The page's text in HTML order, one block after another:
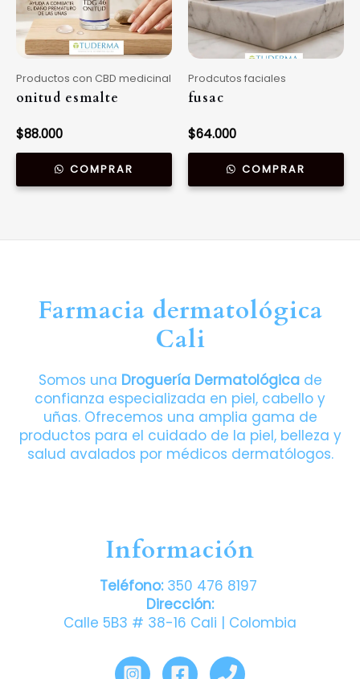
Productos con CBD medicinal
onitud esmalte
$88.000
COMPRAR
Prodcutos faciales
fusac
$64.000
COMPRAR
Farmacia dermatológica
Cali
Somos una Droguería Dermatológicade
confianza especializada en piel, cabello y
uñas. Ofrecemos una amplia gama de
productos para el cuidado de la piel, belleza y
salud avalados por médicos dermatólogos.
Información
Teléfono: 350 476 8197
Dirección:
Calle 5B3 # 38-16 Cali | Colombia